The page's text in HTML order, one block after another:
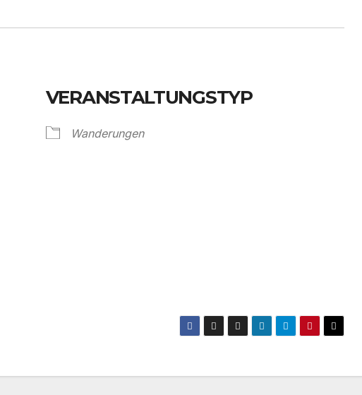
VERANSTALTUNGSTYP
Wanderungen